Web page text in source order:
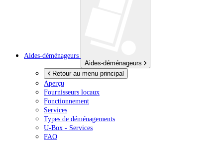
Aides-déménageurs
Aides-déménageurs
Retour au menu principal
Aperçu
Fournisseurs locaux
Fonctionnement
Services
Types de déménagements
U-Box - Services
FAQ